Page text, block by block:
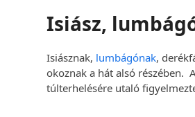
Isiász,
Isiásznak, lumbágónak,
okoznak a hát alsó részében.
túlterhelésére utaló